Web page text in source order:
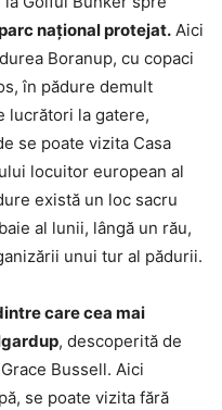
național protejat. Aici
Boranup, cu copaci
în pădure demult
lucrători la gatere,
se poate vizita Casa
locuitor european al
există un loc sacru
al lunii, lângă un rău,
unui tur al pădurii.
care cea mai
, descoperită de
Bussell. Aici
se poate vizita fără